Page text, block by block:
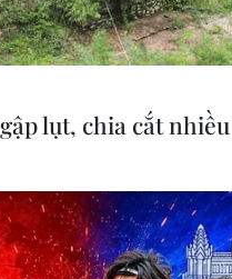
lụt, chia cắt